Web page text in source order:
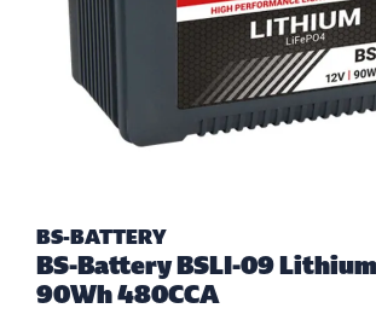
BS-BATTERY
BS-Battery BSLI-09
90Wh 480CCA